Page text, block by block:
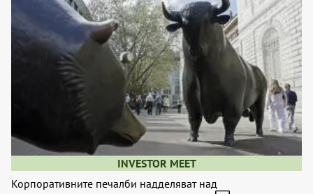
INVESTOR MEET
Корпоративните печалби надделяват над